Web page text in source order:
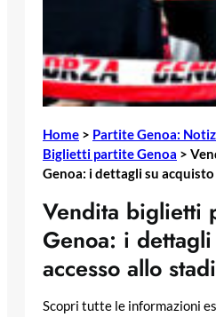
Home > Partite Genoa:
Biglietti partite Genoa >
Genoa: i dettagli su
Vendita biglietti
Genoa: i
accesso allo
Scopri tutte le informazioni